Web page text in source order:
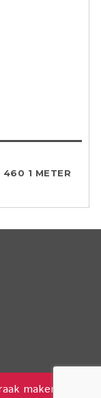
460 1 METER
maken